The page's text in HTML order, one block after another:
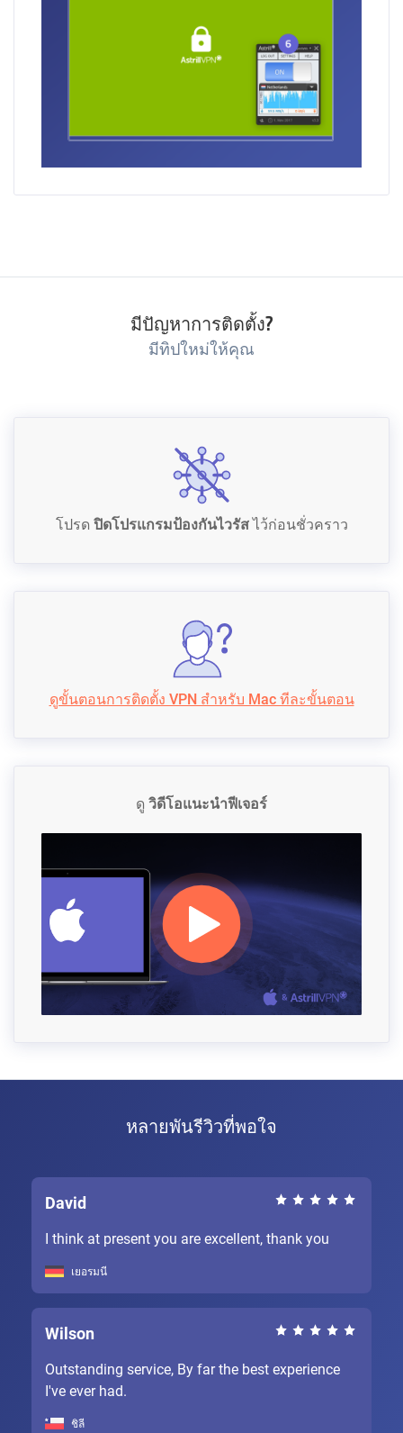
มีปัญหาการติดตั้ง?
มีทิปใหม่ให้คุณ
โปรด ปิดโปรแกรมป้องกันไวรัสไว้ก่อนชั่วคราว
ดูขั้นตอนการติดตั้ง VPN สำหรับ Mac ทีละขั้นตอน
ดู วิดีโอแนะนำฟีเจอร์
หลายพันรีวิวที่พอใจ
David
I think at present you are excellent, thank you
เยอรมนี
Wilson
Outstanding service, By far the best experience
I've ever had.
ชิลี